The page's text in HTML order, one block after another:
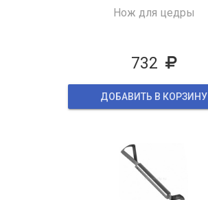
Нож для цедры
732
ДОБАВИТЬ В КОРЗИНУ